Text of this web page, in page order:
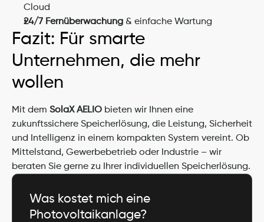
Cloud
24/7 Fernüberwachung & einfache Wartung
Fazit: Für smarte
Unternehmen, die mehr
wollen
Mit dem SolaX AELIO bieten wir Ihnen eine
zukunftssichere Speicherlösung, die Leistung, Sicherheit
und Intelligenz in einem kompakten System vereint. Ob
Mittelstand, Gewerbebetrieb oder Industrie – wir
beraten Sie gerne zu Ihrer individuellen Speicherlösung.
Was kostet mich eine
Photovoltaikanlage?